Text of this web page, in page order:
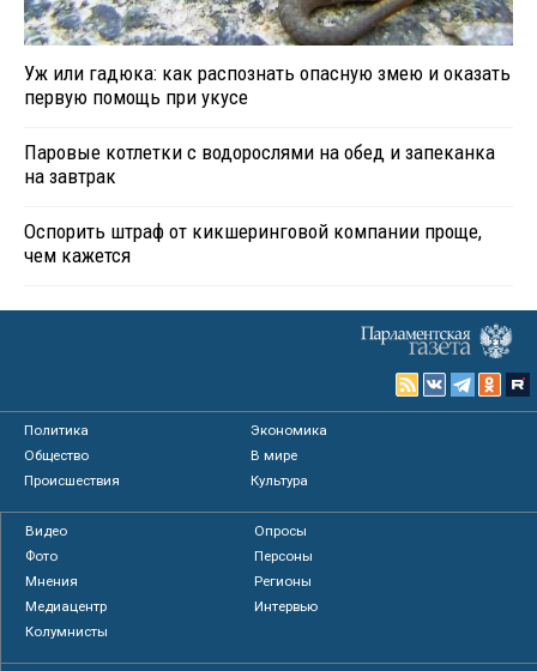
Уж или гадюка: как распознать опасную змею и оказать
первую помощь при укусе
Паровые котлетки с водорослями на обед и запеканка
на завтрак
Оспорить штраф от кикшеринговой компании проще,
чем кажется
Политика
Экономика
Общество
В мире
Происшествия
Культура
Видео
Опросы
Фото
Персоны
Мнения
Регионы
Медиацентр
Интервью
Колумнисты